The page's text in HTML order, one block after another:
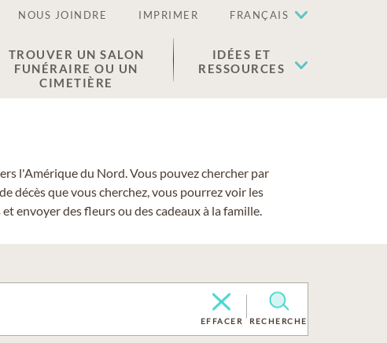
NOUS JOINDRE IMPRIMER FRANÇAIS
TROUVER UN SALON
FUNÉRAIRE OU UN
CIMETIÈRE
IDÉES ET
RESSOURCES
l'Amérique du Nord. Vous pouvez chercher par
décès que vous cherchez, vous pourrez voir les
envoyer des fleurs ou des cadeaux à la famille.
EFFACER RECHERCHE